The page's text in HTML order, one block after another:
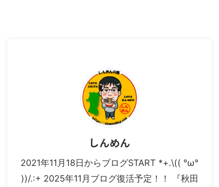
しんめん
2021年11月18日からブログSTART *+.\(( °ω°
))/.:+ 2025年11月ブログ復活予定！！ 『秋田